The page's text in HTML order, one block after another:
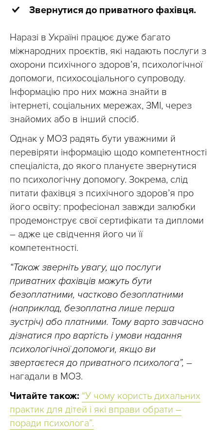
Звернутися до приватного фахівця.
Наразі в Україні працює дуже багато
міжнародних проєктів, які надають послуги з
охорони психічного здоровʼя, психологічної
допомоги, психосоціального супроводу.
Інформацію про них можна знайти в
інтернеті, соціальних мережах, ЗМІ, через
знайомих або в інший спосіб.
Однак у МОЗ радять бути уважними й
перевіряти інформацію щодо компетентності
спеціаліста, до якого плануєте звернутися
по психологічну допомогу. Зокрема, слід
питати фахівця з психічного здоровʼя про
його освіту: професіонал завжди залюбки
продемонструє свої сертифікати та дипломи
– адже це свідчення його чи її
компетентності.
“Також зверніть увагу, що послуги
приватних фахівців можуть бути
безоплатними, частково безоплатними
(наприклад, безоплатна лише перша
зустріч) або платними. Тому варто завчасно
дізнатися про вартість і умови надання
психологічної допомоги, якщо ви
звертаєтеся до приватного психолога”, –
нагадали в МОЗ.
Читайте також: “У чому користь дихальних
практик для дітей і які вправи обрати –
поради психолога”.